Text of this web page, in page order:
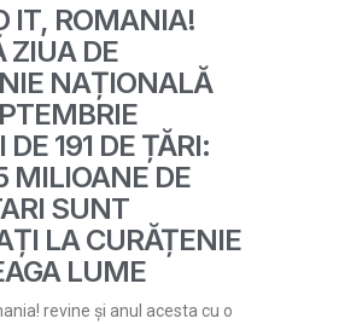
IT, ROMANIA!
ZIUA DE
NAȚIONALĂ
191 DE ȚĂRI:
MILIOANE DE
SUNT
LA CURĂȚENIE
LUME
revine și anul acesta cu o